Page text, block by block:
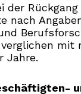
der
nach
mit
Jahre.